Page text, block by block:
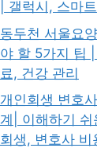
| 갤럭시, 스마
동두천 서울요
야 할 5가지 팁
료, 건강 관리
개인회생 변호
계| 이해하기
회생, 변호사 비